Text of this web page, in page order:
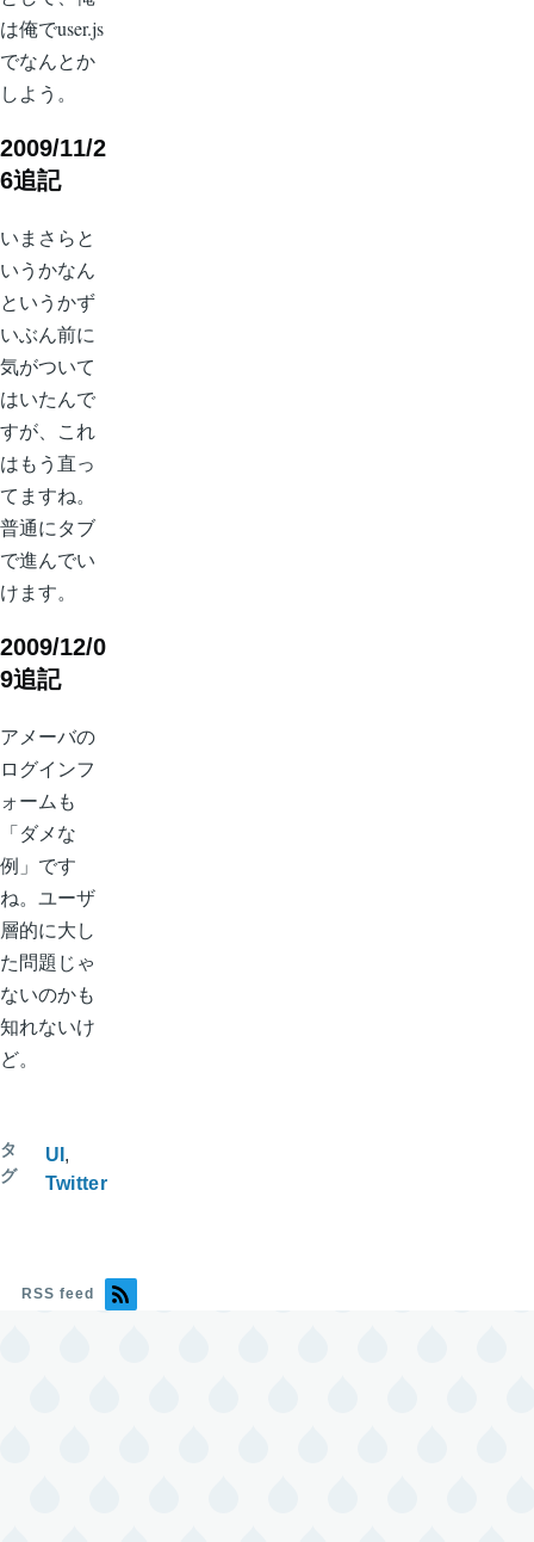
は俺でuser.js
でなんとか
しよう。
2009/11/2
6追記
いまさらと
いうかなん
というかず
いぶん前に
気がついて
はいたんで
すが、これ
はもう直っ
てますね。
普通にタブ
で進んでい
けます。
2009/12/0
9追記
アメーバの
ログインフ
ォームも
「ダメな
例」です
ね。ユーザ
層的に大し
た問題じゃ
ないのかも
知れないけ
ど。
タ
グ
UI
Twitter
RSS feed